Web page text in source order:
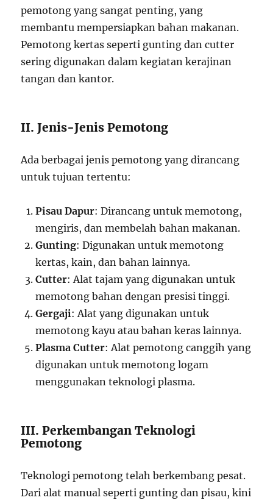
pemotong yang sangat penting, yang
membantu mempersiapkan bahan makanan.
Pemotong kertas seperti gunting dan cutter
sering digunakan dalam kegiatan kerajinan
tangan dan kantor.
II. Jenis-Jenis Pemotong
Ada berbagai jenis pemotong yang dirancang
untuk tujuan tertentu:
Pisau Dapur: Dirancang untuk memotong,
mengiris, dan membelah bahan makanan.
Gunting: Digunakan untuk memotong
kertas, kain, dan bahan lainnya.
Cutter: Alat tajam yang digunakan untuk
memotong bahan dengan presisi tinggi.
Gergaji: Alat yang digunakan untuk
memotong kayu atau bahan keras lainnya.
Plasma Cutter: Alat pemotong canggih yang
digunakan untuk memotong logam
menggunakan teknologi plasma.
III. Perkembangan Teknologi
Pemotong
Teknologi pemotong telah berkembang pesat.
Dari alat manual seperti gunting dan pisau, kini